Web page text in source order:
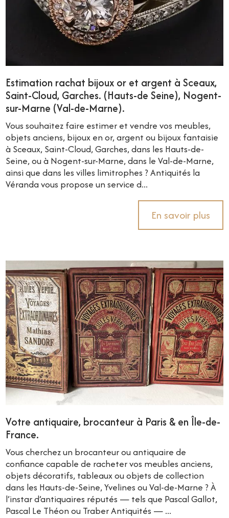
Estimation rachat bijoux or et argent à Sceaux,
Saint-Cloud, Garches. (Hauts-de Seine), Nogent-
sur-Marne (Val-de-Marne).
Vous souhaitez faire estimer et vendre vos meubles,
objets anciens, bijoux en or, argent ou bijoux fantaisie
à Sceaux, Saint-Cloud, Garches, dans les Hauts-de-
Seine, ou à Nogent-sur-Marne, dans le Val-de-Marne,
ainsi que dans les villes limitrophes ? Antiquités la
Véranda vous propose un service d...
En savoir plus
Votre antiquaire, brocanteur à Paris & en Île-de-
France.
Vous cherchez un brocanteur ou antiquaire de
confiance capable de racheter vos meubles anciens,
objets décoratifs, tableaux ou objets de collection
dans les Hauts-de-Seine, Yvelines ou Val-de-Marne ? À
l’instar d’antiquaires réputés — tels que Pascal Gallot,
Pascal Le Théon ou Traber Antiquités — ...